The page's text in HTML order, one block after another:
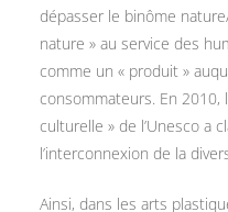
dépasser le binôme
nature » au service des
comme un « produit »
consommateurs. En 2010,
culturelle » de l’Unesco a
l’interconnexion de la
Ainsi, dans les arts